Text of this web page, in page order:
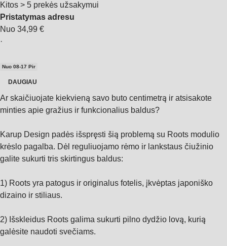
Kitos > 5 prekės užsakymui
Pristatymas adresu
Nuo 34,99 €
·
Nuo 08‑17 Pir
DAUGIAU
Ar skaičiuojate kiekvieną savo buto centimetrą ir atsisakote
minties apie gražius ir funkcionalius baldus?
Karup Design padės išspręsti šią problemą su Roots modulio
krėslo pagalba. Dėl reguliuojamo rėmo ir lankstaus čiužinio
galite sukurti tris skirtingus baldus:
1) Roots yra patogus ir originalus fotelis, įkvėptas japoniško
dizaino ir stiliaus.
2) Išskleidus Roots galima sukurti pilno dydžio lovą, kurią
galėsite naudoti svečiams.